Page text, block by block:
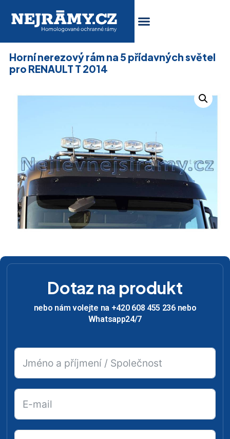
Horní nerezový rám na 5 přídavných světel
pro RENAULT T 2014
Dotaz na produkt
nebo nám volejte na +420 608 455 236 nebo
Whatsapp24/7